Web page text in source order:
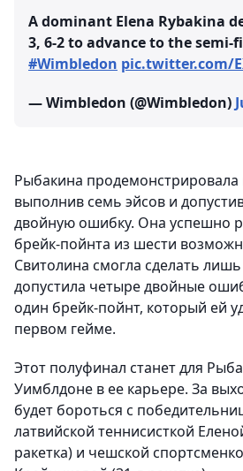
A dominant Elena Rybakina
3, 6-2 to advance to the semi-
#Wimbledon pic.twitter.com/
— Wimbledon (@Wimbledon)
Рыбакина
выполнив семь эйсов и
двойную ошибку. Она успешно
брейк-пойнта из шести
Свитолина смогла сделать
допустила четыре двойные
один брейк-пойнт, который ей
первом гейме.
Этот полуфинал станет для
Уимблдоне в ее карьере. За
будет бороться с
латвийской теннисисткой
ракетка) и чешской